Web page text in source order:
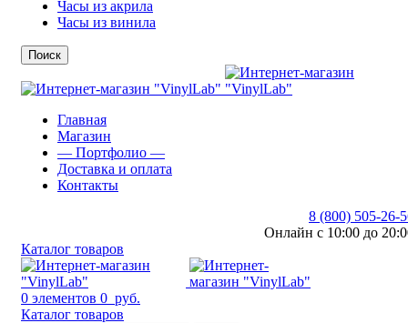
Часы из акрила
Часы из винила
Поиск
Главная
Магазин
— Портфолио —
Доставка и оплата
Контакты
8 (800) 505-26-
Онлайн с 10:00 до
Каталог товаров
0 элементов 0 руб.
Каталог товаров